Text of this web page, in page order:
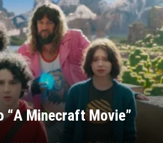
“A Minecraft Movie”